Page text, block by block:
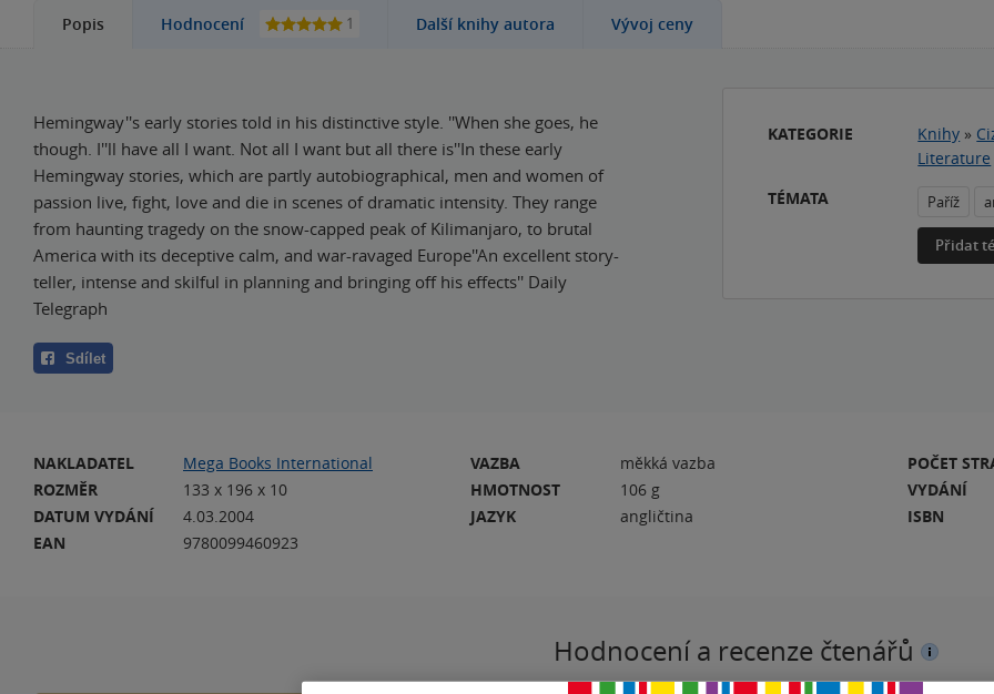
Popis Hodnocení 1 Další knihy autora Vývoj ceny
Hemingway''s early stories told in his distinctive style. ''When she goes, he
though. I''ll have all I want. Not all I want but all there is''In these early
Hemingway stories, which are partly autobiographical, men and women of
passion live, fight, love and die in scenes of dramatic intensity. They range
from haunting tragedy on the snow-capped peak of Kilimanjaro, to brutal
America with its deceptive calm, and war-ravaged Europe''An excellent story-
teller, intense and skilful in planning and bringing off his effects'' Daily
Telegraph
Sdílet
KATEGORIE Knihy »
Literature
TÉMATA
Paříž
Přidat
NAKLADATEL
Mega Books International
ROZMĚR
133 x 196 x 10
DATUM VYDÁNÍ
4.03.2004
EAN
9780099460923
VAZBA
měkká vazba
HMOTNOST
106 g
JAZYK
angličtina
POČET
VYDÁNÍ
ISBN
Hodnocení a recenze čtenářů